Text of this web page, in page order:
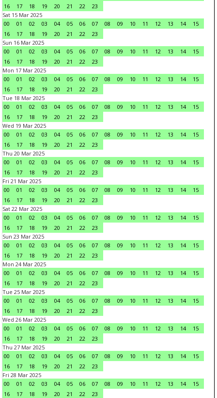
16
17 18 19 20 21 22
23
Sat 15 Mar 2025
00
01 02 03 04 05 06 07 08 09 10 11 12 13 14
15
16
17 18 19 20 21 22
23
Sun 16 Mar 2025
00
01 02 03 04 05 06 07 08 09 10 11 12 13 14
15
16
17 18 19 20 21 22
23
Mon 17 Mar 2025
00
01 02 03 04 05 06 07 08 09 10 11 12 13 14
15
16
17 18 19 20 21 22
23
Tue 18 Mar 2025
00
01 02 03 04 05 06 07 08 09 10 11 12 13 14
15
16
17 18 19 20 21 22
23
Wed 19 Mar 2025
00
01 02 03 04 05 06 07 08 09 10 11 12 13 14
15
16
17 18 19 20 21 22
23
Thu 20 Mar 2025
00
01 02 03 04 05 06 07 08 09 10 11 12 13 14
15
16
17 18 19 20 21 22
23
Fri 21 Mar 2025
00
01 02 03 04 05 06 07 08 09 10 11 12 13 14
15
16
17 18 19 20 21 22
23
Sat 22 Mar 2025
00
01 02 03 04 05 06 07 08 09 10 11 12 13 14
15
16
17 18 19 20 21 22
23
Sun 23 Mar 2025
00
01 02 03 04 05 06 07 08 09 10 11 12 13 14
15
16
17 18 19 20 21 22
23
Mon 24 Mar 2025
00
01 02 03 04 05 06 07 08 09 10 11 12 13 14
15
16
17 18 19 20 21 22
23
Tue 25 Mar 2025
00
01 02 03 04 05 06 07 08 09 10 11 12 13 14
15
16
17 18 19 20 21 22
23
Wed 26 Mar 2025
00
01 02 03 04 05 06 07 08 09 10 11 12 13 14
15
16
17 18 19 20 21 22
23
Thu 27 Mar 2025
00
01 02 03 04 05 06 07 08 09 10 11 12 13 14
15
16
17 18 19 20 21 22
23
Fri 28 Mar 2025
00
01 02 03 04 05 06 07 08 09 10 11 12 13 14
15
16
17 18 19 20 21 22
23